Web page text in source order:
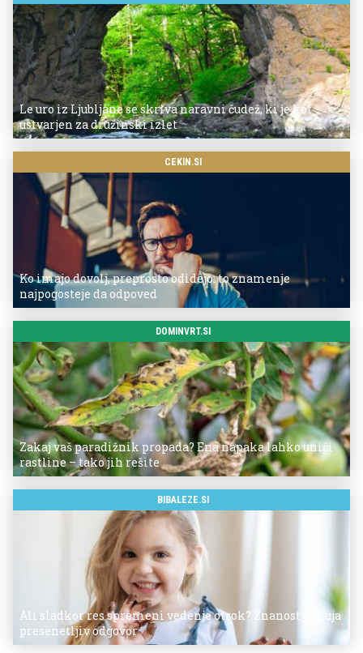
Le uro iz Ljubljane se skriva naravni čudež, ki je kot
ustvarjen za družinski izlet
CEKIN.SI
Ko imajo dovolj, preprosto odidejo: to znamenje
najpogosteje da odpoved
DOMINVRT.SI
Zakaj vaš paradižnik propada? Ena napaka lahko uniči
rastline – tako jih rešite
BIBALEZE.SI
Ali sladkor res spremeni vedenje otrok? Znanost ponuja
presenetljiv odgovor